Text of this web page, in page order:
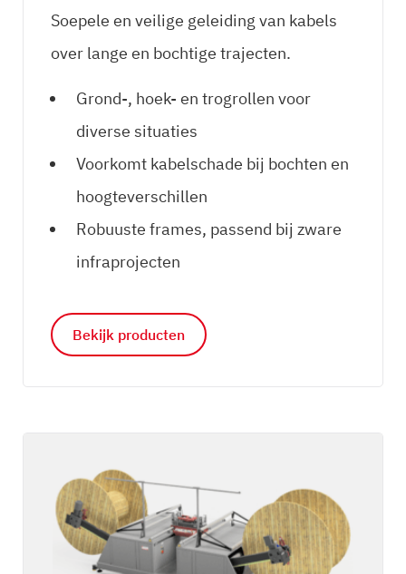
Soepele en veilige geleiding van kabels
over lange en bochtige trajecten.
Grond-, hoek- en trogrollen voor
diverse situaties
Voorkomt kabelschade bij bochten en
hoogteverschillen
Robuuste frames, passend bij zware
infraprojecten
Bekijk producten